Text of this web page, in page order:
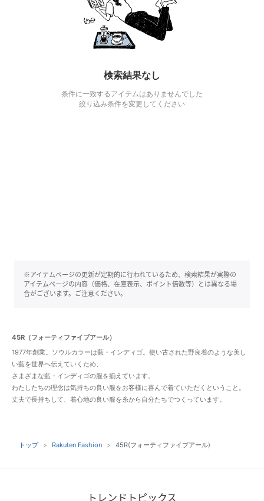
検索結果なし
条件に一致するアイテムはありませんでした
絞り込み条件を変更してください
※アイテムページの更新が定期的に行われているため、検索結果が実際の
アイテムページの内容（価格、在庫表示、ポイント倍数等）とは異なる場
合がございます。ご注意ください。
45R（フォーティファイブアール）
1977年創業。ソウルカラーは藍・インディゴ。使い古された野良着のような美し
い藍を世界へ伝えていくため、
さまざまな藍・インディゴの服を揃えています。
わたしたちの理念は気持ちの良い服をお客様に喜んで着ていただくということ。
丈夫で長持ちして、着心地の良い服を糸から自分たちでつくっています。
トップ Rakuten Fashion 45R(フォーティファイブアール)
トレンドトピックス